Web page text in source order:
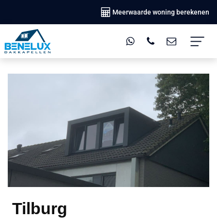
Meerwaarde woning berekenen
Tilburg